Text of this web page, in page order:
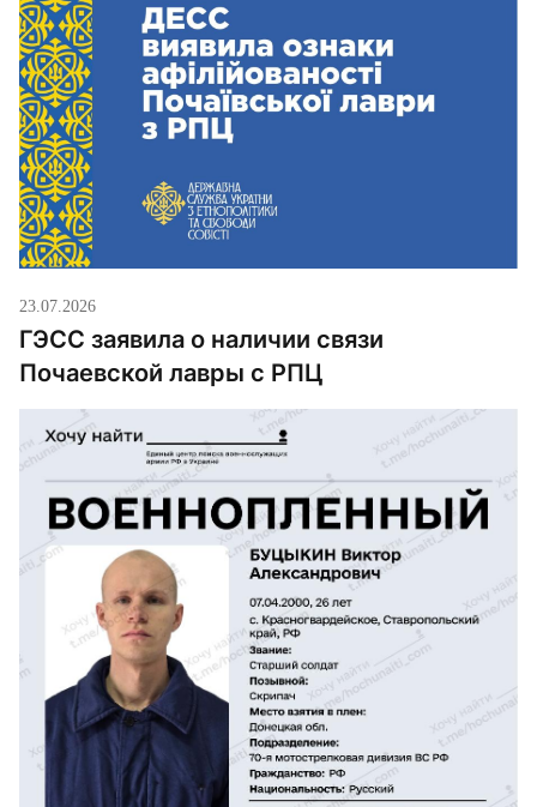
23.07.2026
ГЭСС заявила о наличии связи
Почаевской лавры с РПЦ